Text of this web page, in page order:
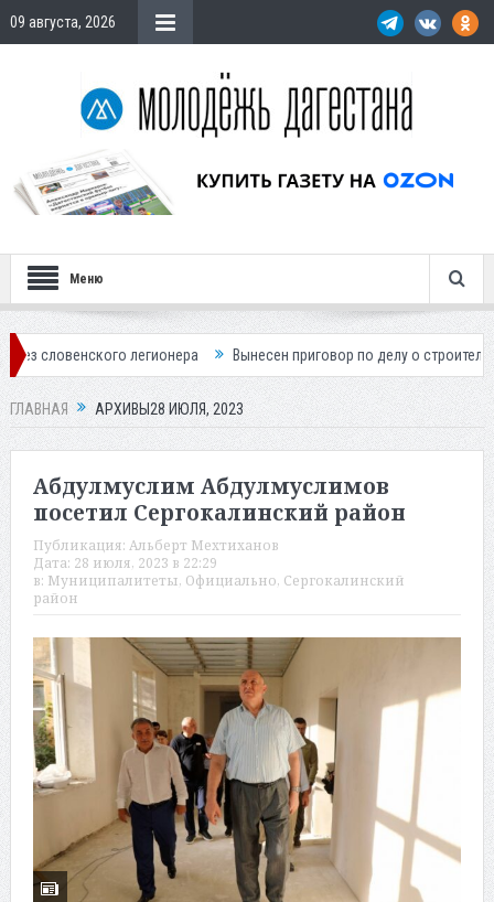
09 августа, 2026
Меню
легионера Вынесен приговор по делу о строительстве гостиницы у
ГЛАВНАЯ АРХИВЫ28 ИЮЛЯ, 2023
Абдулмуслим Абдулмуслимов
посетил Сергокалинский район
Публикация: Альберт Мехтиханов
Дата: 28 июля, 2023 в 22:29
в: Муниципалитеты, Официально, Сергокалинский
район